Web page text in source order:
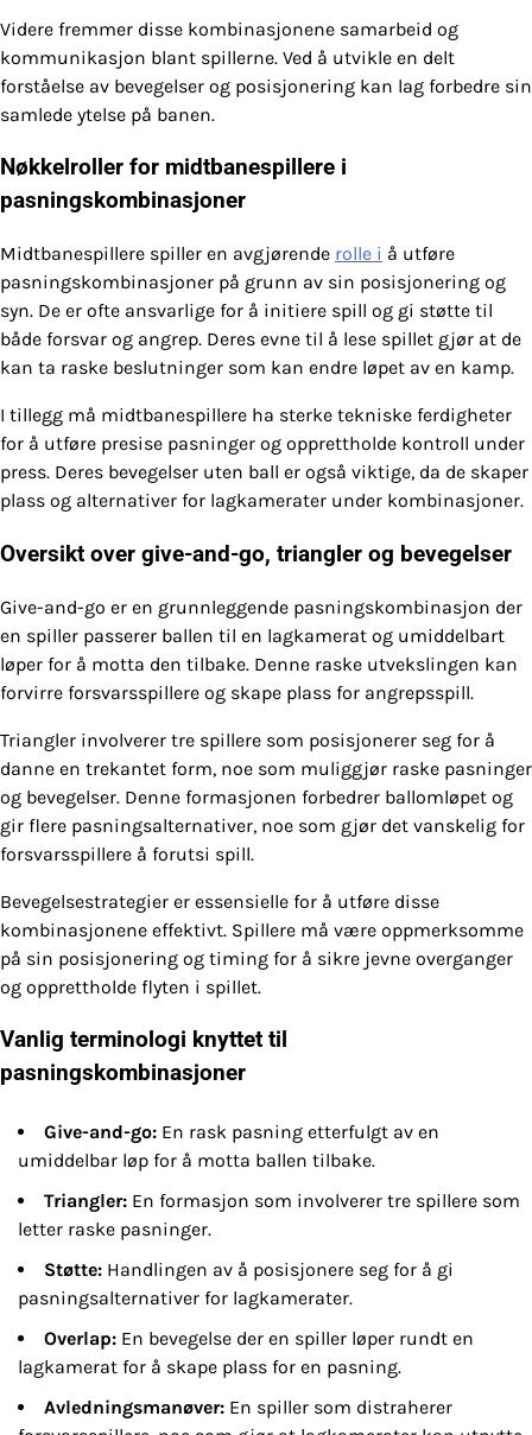
Videre fremmer disse kombinasjonene samarbeid og
kommunikasjon blant spillerne. Ved å utvikle en delt
forståelse av bevegelser og posisjonering kan lag forbedre sin
samlede ytelse på banen.
Nøkkelroller for midtbanespillere i
pasningskombinasjoner
Midtbanespillere spiller en avgjørende rolle i å utføre
pasningskombinasjoner på grunn av sin posisjonering og
syn. De er ofte ansvarlige for å initiere spill og gi støtte til
både forsvar og angrep. Deres evne til å lese spillet gjør at de
kan ta raske beslutninger som kan endre løpet av en kamp.
I tillegg må midtbanespillere ha sterke tekniske ferdigheter
for å utføre presise pasninger og opprettholde kontroll under
press. Deres bevegelser uten ball er også viktige, da de skaper
plass og alternativer for lagkamerater under kombinasjoner.
Oversikt over give-and-go, triangler og bevegelser
Give-and-go er en grunnleggende pasningskombinasjon der
en spiller passerer ballen til en lagkamerat og umiddelbart
løper for å motta den tilbake. Denne raske utvekslingen kan
forvirre forsvarsspillere og skape plass for angrepsspill.
Triangler involverer tre spillere som posisjonerer seg for å
danne en trekantet form, noe som muliggjør raske pasninger
og bevegelser. Denne formasjonen forbedrer ballomløpet og
gir flere pasningsalternativer, noe som gjør det vanskelig for
forsvarsspillere å forutsi spill.
Bevegelsestrategier er essensielle for å utføre disse
kombinasjonene effektivt. Spillere må være oppmerksomme
på sin posisjonering og timing for å sikre jevne overganger
og opprettholde flyten i spillet.
Vanlig terminologi knyttet til
pasningskombinasjoner
Give-and-go: En rask pasning etterfulgt av en
umiddelbar løp for å motta ballen tilbake.
Triangler: En formasjon som involverer tre spillere som
letter raske pasninger.
Støtte: Handlingen av å posisjonere seg for å gi
pasningsalternativer for lagkamerater.
Overlap: En bevegelse der en spiller løper rundt en
lagkamerat for å skape plass for en pasning.
Avledningsmanøver: En spiller som distraherer